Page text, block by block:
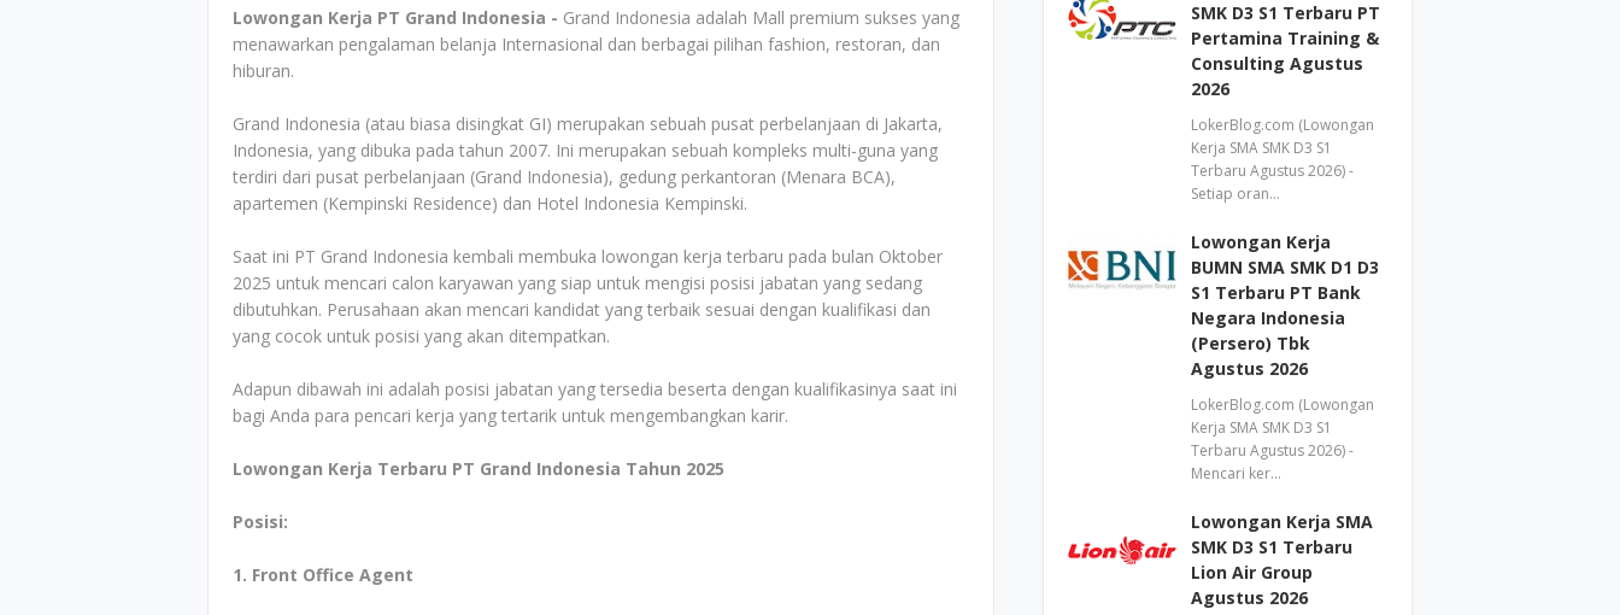
Lowongan Kerja PT Grand Indonesia - Grand Indonesia adalah Mall premium sukses yang
menawarkan pengalaman belanja Internasional dan berbagai pilihan fashion, restoran, dan
hiburan.
Grand Indonesia (atau biasa disingkat GI) merupakan sebuah pusat perbelanjaan di Jakarta,
Indonesia, yang dibuka pada tahun 2007. Ini merupakan sebuah kompleks multi-guna yang
terdiri dari pusat perbelanjaan (Grand Indonesia), gedung perkantoran (Menara BCA),
apartemen (Kempinski Residence) dan Hotel Indonesia Kempinski.
Saat ini PT Grand Indonesia kembali membuka lowongan kerja terbaru pada bulan Oktober
2025 untuk mencari calon karyawan yang siap untuk mengisi posisi jabatan yang sedang
dibutuhkan. Perusahaan akan mencari kandidat yang terbaik sesuai dengan kualifikasi dan
yang cocok untuk posisi yang akan ditempatkan.
Adapun dibawah ini adalah posisi jabatan yang tersedia beserta dengan kualifikasinya saat ini
bagi Anda para pencari kerja yang tertarik untuk mengembangkan karir.
Lowongan Kerja Terbaru PT Grand Indonesia Tahun 2025
Posisi:
1. Front Office Agent
SMK D3 S1 Terbaru PT
Pertamina Training &
Consulting Agustus
2026
LokerBlog.com (Lowongan
Kerja SMA SMK D3 S1
Terbaru Agustus 2026) -
Setiap oran…
Lowongan Kerja
BUMN SMA SMK D1 D3
S1 Terbaru PT Bank
Negara Indonesia
(Persero) Tbk
Agustus 2026
LokerBlog.com (Lowongan
Kerja SMA SMK D3 S1
Terbaru Agustus 2026) -
Mencari ker…
Lowongan Kerja SMA
SMK D3 S1 Terbaru
Lion Air Group
Agustus 2026